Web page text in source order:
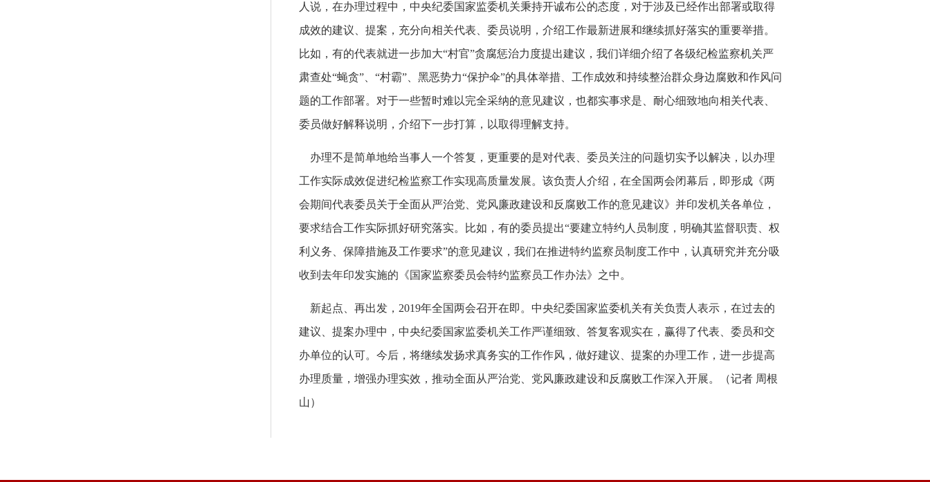
人说，在办理过程中，中央纪委国家监委机关秉持开诚布公的态度，对于涉及已经作出部署或取得
成效的建议、提案，充分向相关代表、委员说明，介绍工作最新进展和继续抓好落实的重要举措。
比如，有的代表就进一步加大“村官”贪腐惩治力度提出建议，我们详细介绍了各级纪检监察机关严
肃查处“蝇贪”、“村霸”、黑恶势力“保护伞”的具体举措、工作成效和持续整治群众身边腐败和作风问
题的工作部署。对于一些暂时难以完全采纳的意见建议，也都实事求是、耐心细致地向相关代表、
委员做好解释说明，介绍下一步打算，以取得理解支持。
办理不是简单地给当事人一个答复，更重要的是对代表、委员关注的问题切实予以解决，以办理
工作实际成效促进纪检监察工作实现高质量发展。该负责人介绍，在全国两会闭幕后，即形成《两
会期间代表委员关于全面从严治党、党风廉政建设和反腐败工作的意见建议》并印发机关各单位，
要求结合工作实际抓好研究落实。比如，有的委员提出“要建立特约人员制度，明确其监督职责、权
利义务、保障措施及工作要求”的意见建议，我们在推进特约监察员制度工作中，认真研究并充分吸
收到去年印发实施的《国家监察委员会特约监察员工作办法》之中。
新起点、再出发，2019年全国两会召开在即。中央纪委国家监委机关有关负责人表示，在过去的
建议、提案办理中，中央纪委国家监委机关工作严谨细致、答复客观实在，赢得了代表、委员和交
办单位的认可。今后，将继续发扬求真务实的工作作风，做好建议、提案的办理工作，进一步提高
办理质量，增强办理实效，推动全面从严治党、党风廉政建设和反腐败工作深入开展。（记者 周根
山）